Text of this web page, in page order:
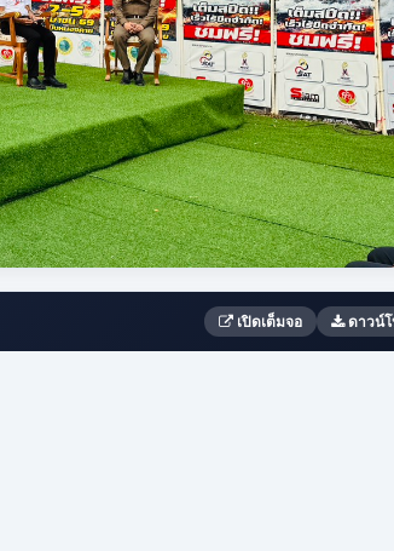
เปิดเต็มจอ ดาวน์